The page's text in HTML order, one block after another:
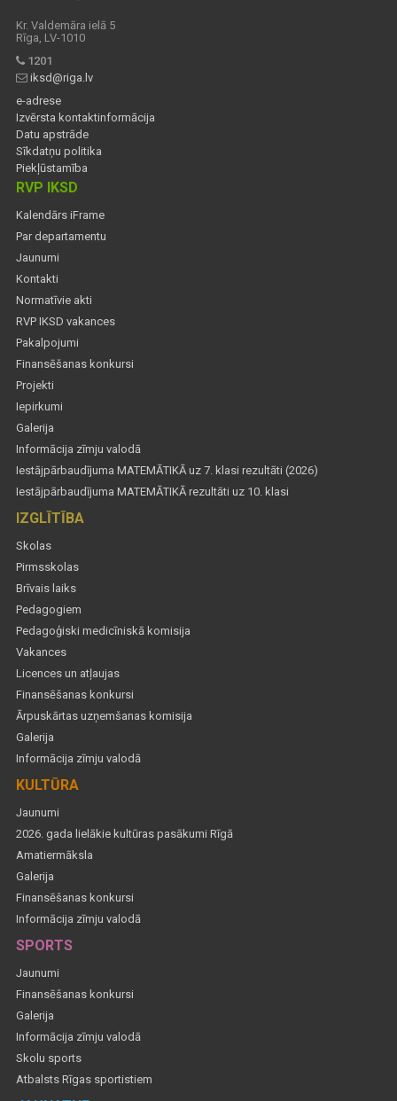
Kr. Valdemāra ielā 5
Rīga, LV-1010
1201
iksd@riga.lv
e-adrese
Izvērsta kontaktinformācija
Datu apstrāde
Sīkdatņu politika
Piekļūstamība
RVP IKSD
Kalendārs iFrame
Par departamentu
Jaunumi
Kontakti
Normatīvie akti
RVP IKSD vakances
Pakalpojumi
Finansēšanas konkursi
Projekti
Iepirkumi
Galerija
Informācija zīmju valodā
Iestājpārbaudījuma MATEMĀTIKĀ uz 7. klasi rezultāti (2026)
Iestājpārbaudījuma MATEMĀTIKĀ rezultāti uz 10. klasi
IZGLĪTĪBA
Skolas
Pirmsskolas
Brīvais laiks
Pedagogiem
Pedagoģiski medicīniskā komisija
Vakances
Licences un atļaujas
Finansēšanas konkursi
Ārpuskārtas uzņemšanas komisija
Galerija
Informācija zīmju valodā
KULTŪRA
Jaunumi
2026. gada lielākie kultūras pasākumi Rīgā
Amatiermāksla
Galerija
Finansēšanas konkursi
Informācija zīmju valodā
SPORTS
Jaunumi
Finansēšanas konkursi
Galerija
Informācija zīmju valodā
Skolu sports
Atbalsts Rīgas sportistiem